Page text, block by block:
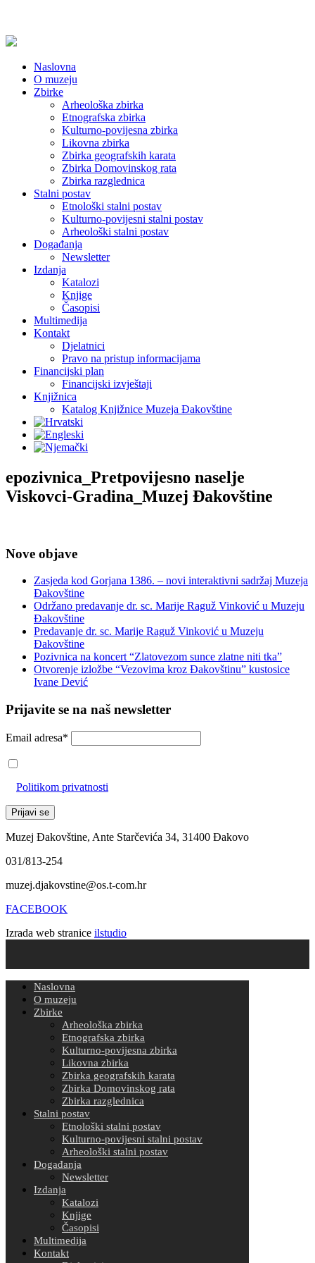
Naslovna
O muzeju
Zbirke
Arheološka zbirka
Etnografska zbirka
Kulturno-povijesna zbirka
Likovna zbirka
Zbirka geografskih karata
Zbirka Domovinskog rata
Zbirka razglednica
Stalni postav
Etnološki stalni postav
Kulturno-povijesni stalni postav
Arheološki stalni postav
Događanja
Newsletter
Izdanja
Katalozi
Knjige
Časopisi
Multimedija
Kontakt
Djelatnici
Pravo na pristup informacijama
Financijski plan
Financijski izvještaji
Knjižnica
Katalog Knjižnice Muzeja Đakovštine
epozivnica_Pretpovijesno naselje
Viskovci-Gradina_Muzej Đakovštine
Nove objave
Zasjeda kod Gorjana 1386. – novi interaktivni sadržaj Muzeja
Đakovštine
Održano predavanje dr. sc. Marije Raguž Vinković u Muzeju
Đakovštine
Predavanje dr. sc. Marije Raguž Vinković u Muzeju
Đakovštine
Pozivnica na koncert “Zlatovezom sunce zlatne niti tka”
Otvorenje izložbe “Vezovima kroz Đakovštinu” kustosice
Ivane Dević
Prijavite se na naš newsletter
Email adresa*
Politikom privatnosti
Muzej Đakovštine, Ante Starčevića 34, 31400 Đakovo
031/813-254
muzej.djakovstine@os.t-com.hr
FACEBOOK
Izrada web stranice ilstudio
Naslovna
O muzeju
Zbirke
Arheološka zbirka
Etnografska zbirka
Kulturno-povijesna zbirka
Likovna zbirka
Zbirka geografskih karata
Zbirka Domovinskog rata
Zbirka razglednica
Stalni postav
Etnološki stalni postav
Kulturno-povijesni stalni postav
Arheološki stalni postav
Događanja
Newsletter
Izdanja
Katalozi
Knjige
Časopisi
Multimedija
Kontakt